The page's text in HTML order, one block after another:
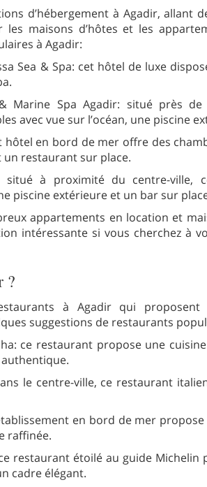
d’hébergement à Agadir, allant
les maisons d’hôtes et les
à Agadir:
Sea & Spa: cet hôtel de luxe
Marine Spa Agadir: situé près
avec vue sur l’océan, une piscine
hôtel en bord de mer offre des
restaurant sur place.
situé à proximité du centre-ville,
piscine extérieure et un bar sur
appartements en location et
intéressante si vous cherchez à
?
à Agadir qui
suggestions de restaurants
ce restaurant propose une
le centre-ville, ce restaurant
en bord de mer
raffinée.
restaurant étoilé au guide
cadre élégant.